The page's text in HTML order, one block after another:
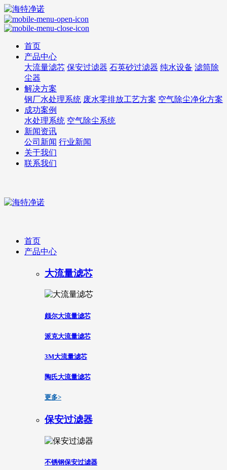
首页
产品中心
大流量滤芯 保安过滤器 石英砂过滤器 纯水设备 滤筒除
尘器
解决方案
钢厂水处理系统 废水零排放工艺方案 空气除尘净化方案
成功案例
水处理系统 空气除尘系统
新闻资讯
公司新闻 行业新闻
关于我们
联系我们
首页
产品中心
大流量滤芯
颇尔大流量滤芯
派克大流量滤芯
3M大流量滤芯
陶氏大流量滤芯
更多>
保安过滤器
不锈钢保安过滤器